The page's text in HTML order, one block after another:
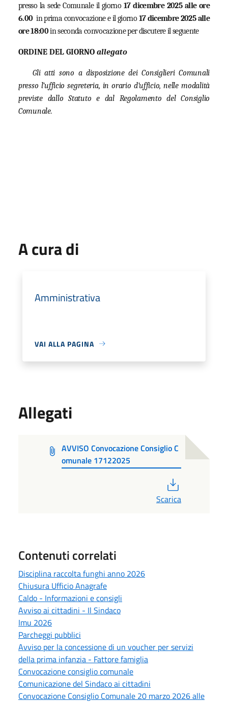
presso la sede Comunale il giorno17 dicembre 2025 alle ore
6.00 in prima convocazione e il giorno17 dicembre 2025 alle
ore 18:00in seconda convocazione per discutere il seguente
ORDINE DEL GIORNO allegato
Gli atti sono a disposizione dei Consiglieri Comunali
presso l’ufficio segreteria, in orario d’ufficio, nelle modalità
previste dallo Statuto e dal Regolamento del Consiglio
Comunale.
A cura di
Amministrativa
VAI ALLA PAGINA
Allegati
AVVISO Convocazione Consiglio C
omunale 17122025
Scarica
Contenuti correlati
Disciplina raccolta funghi anno 2026
Chiusura Ufficio Anagrafe
Caldo - Informazioni e consigli
Avviso ai cittadini - Il Sindaco
Imu 2026
Parcheggi pubblici
Avviso per la concessione di un voucher per servizi
della prima infanzia - Fattore famiglia
Convocazione consiglio comunale
Comunicazione del Sindaco ai cittadini
Convocazione Consiglio Comunale 20 marzo 2026 alle